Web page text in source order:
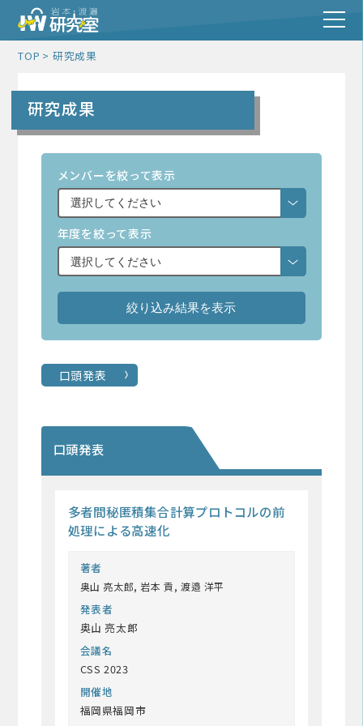
TOP 研究成果
研究成果
メンバーを絞って表示
年度を絞って表示
口頭発表
口頭発表
多者間秘匿積集合計算プロトコルの前
処理による高速化
著者
奥山 亮太郎, 岩本 貢, 渡邉 洋平
発表者
奥山 亮太郎
会議名
CSS 2023
開催地
福岡県福岡市